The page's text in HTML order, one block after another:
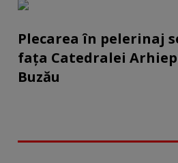
Plecarea în pelerinaj
fața Catedralei
Buzău